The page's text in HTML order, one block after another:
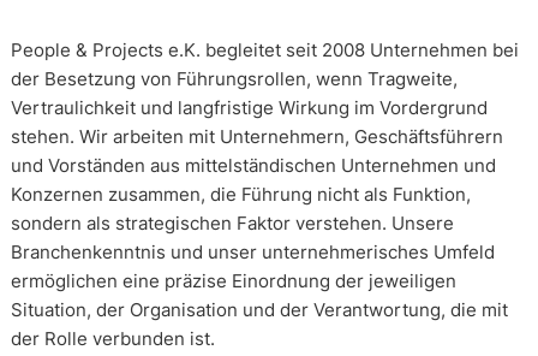
People & Projects e.K. begleitet seit 2008 Unternehmen bei
der Besetzung von Führungsrollen, wenn Tragweite,
Vertraulichkeit und langfristige Wirkung im Vordergrund
stehen. Wir arbeiten mit Unternehmern, Geschäftsführern
und Vorständen aus mittelständischen Unternehmen und
Konzernen zusammen, die Führung nicht als Funktion,
sondern als strategischen Faktor verstehen. Unsere
Branchenkenntnis und unser unternehmerisches Umfeld
ermöglichen eine präzise Einordnung der jeweiligen
Situation, der Organisation und der Verantwortung, die mit
der Rolle verbunden ist.